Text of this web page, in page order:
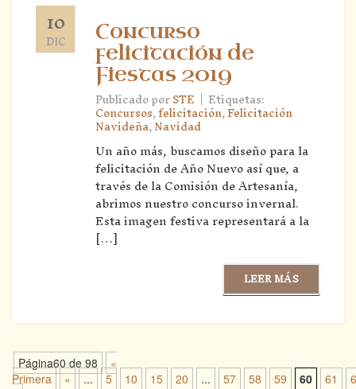
10
DIC
Concurso
felicitación de
Fiestas 2019
Publicado porSTE | Etiquetas:
Concursos,felicitación,Felicitación
Navideña,Navidad
Un año más, buscamos diseño para la
felicitación de Año Nuevo así que, a
través de la Comisión de Artesanía,
abrimos nuestro concurso invernal.
Esta imagen festiva representará a la
[…]
LEER MÁS
Página60 de 98
«
Primera
« ... 5 10 15 20 ... 57 58 59 60 61